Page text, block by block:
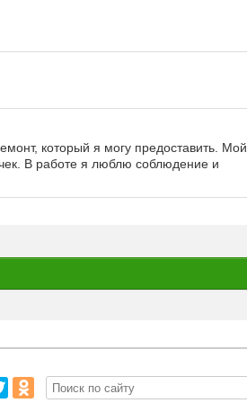
который я могу предоставить. Мой
В работе я люблю соблюдение и